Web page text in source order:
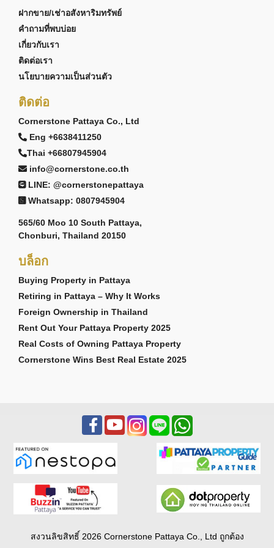
ฝากขาย/เช่าอสังหาริมทรัพย์
คำถามที่พบบ่อย
เกี่ยวกับเรา
ติดต่อเรา
นโยบายความเป็นส่วนตัว
ติดต่อ
Cornerstone Pattaya Co., Ltd
Eng +6638411250
Thai +66807945904
info@cornerstone.co.th
LINE: @cornerstonepattaya
Whatsapp: 0807945904
565/60 Moo 10 South Pattaya,
Chonburi, Thailand 20150
บล็อก
Buying Property in Pattaya
Retiring in Pattaya – Why It Works
Foreign Ownership in Thailand
Rent Out Your Pattaya Property 2025
Real Costs of Owning Pattaya Property
Cornerstone Wins Best Real Estate 2025
สงวนลิขสิทธิ์ 2026 Cornerstone Pattaya Co., Ltd ถูกต้อง